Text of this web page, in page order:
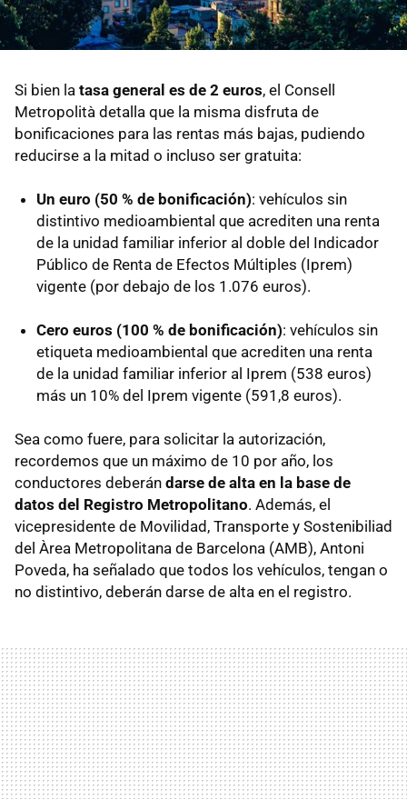
Si bien la tasa general es de 2 euros, el Consell
Metropolità detalla que la misma disfruta de
bonificaciones para las rentas más bajas, pudiendo
reducirse a la mitad o incluso ser gratuita:
Un euro (50 % de bonificación): vehículos sin
distintivo medioambiental que acrediten una renta
de la unidad familiar inferior al doble del Indicador
Público de Renta de Efectos Múltiples (Iprem)
vigente (por debajo de los 1.076 euros).
Cero euros (100 % de bonificación): vehículos sin
etiqueta medioambiental que acrediten una renta
de la unidad familiar inferior al Iprem (538 euros)
más un 10% del Iprem vigente (591,8 euros).
Sea como fuere, para solicitar la autorización,
recordemos que un máximo de 10 por año, los
conductores deberán darse de alta en la base de
datos del Registro Metropolitano. Además, el
vicepresidente de Movilidad, Transporte y Sostenibiliad
del Àrea Metropolitana de Barcelona (AMB), Antoni
Poveda, ha señalado que todos los vehículos, tengan o
no distintivo, deberán darse de alta en el registro.